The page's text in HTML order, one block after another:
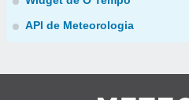
API de Meteorologia